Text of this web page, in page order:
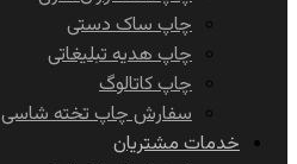
چاپ ساک دستی
چاپ هدیه تبلیغاتی
چاپ کاتالوگ
سفارش چاپ تخته شاسی
خدمات مشتریان